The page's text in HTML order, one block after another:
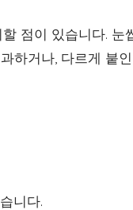
점이 있습니다. 눈
하거나, 다르게 붙
니다.